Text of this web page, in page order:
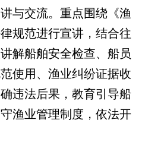
与交流。重点围绕《渔
规范进行宣讲，结合往
解船舶安全检查、船员
使用、渔业纠纷证据收
违法后果，教育引导船
渔业管理制度，依法开